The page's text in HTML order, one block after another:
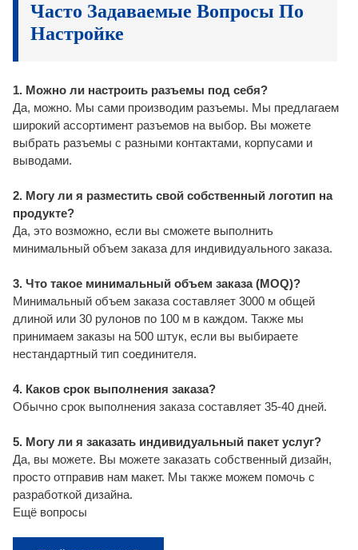
Часто Задаваемые Вопросы По
Настройке
1. Можно ли настроить разъемы под себя?
Да, можно. Мы сами производим разъемы. Мы предлагаем
широкий ассортимент разъемов на выбор. Вы можете
выбрать разъемы с разными контактами, корпусами и
выводами.
2. Могу ли я разместить свой собственный логотип на
продукте?
Да, это возможно, если вы сможете выполнить
минимальный объем заказа для индивидуального заказа.
3. Что такое минимальный объем заказа (MOQ)?
Минимальный объем заказа составляет 3000 м общей
длиной или 30 рулонов по 100 м в каждом. Также мы
принимаем заказы на 500 штук, если вы выбираете
нестандартный тип соединителя.
4. Каков срок выполнения заказа?
Обычно срок выполнения заказа составляет 35-40 дней.
5. Могу ли я заказать индивидуальный пакет услуг?
Да, вы можете. Вы можете заказать собственный дизайн,
просто отправив нам макет. Мы также можем помочь с
разработкой дизайна.
Ещё вопросы